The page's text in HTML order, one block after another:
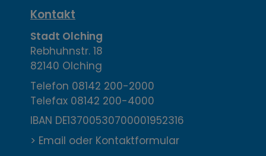
K
o
n
t
a
k
Kontakt
Stadt Olching
Rebhuhnstr. 18
82140 Olching
Telefon 08142 200-2000
Telefax 08142 200-4000
IBAN DE13700530700001952316
> Email oder Kontaktformular